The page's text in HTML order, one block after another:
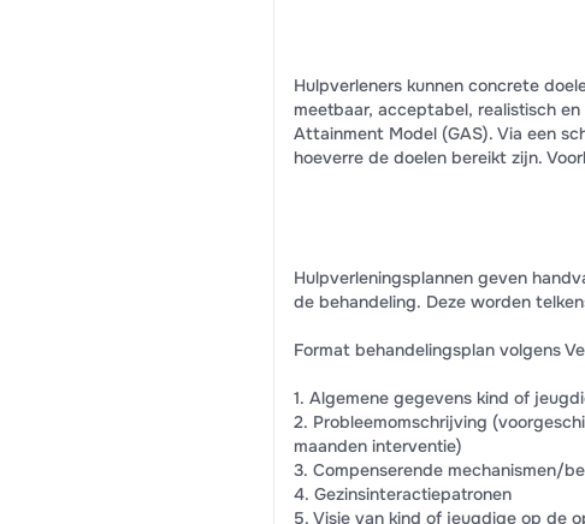
Hulpverleners kunnen concrete
meetbaar, acceptabel, realistisch
Attainment Model (GAS). Via een
hoeverre de doelen bereikt zijn.
Hulpverleningsplannen geven
de behandeling. Deze worden
Format behandelingsplan volgens
1. Algemene gegevens kind of
2. Probleemomschrijving
maanden interventie)
3. Compenserende mechanismen/
4. Gezinsinteractiepatronen
5. Visie van kind of jeugdige op de